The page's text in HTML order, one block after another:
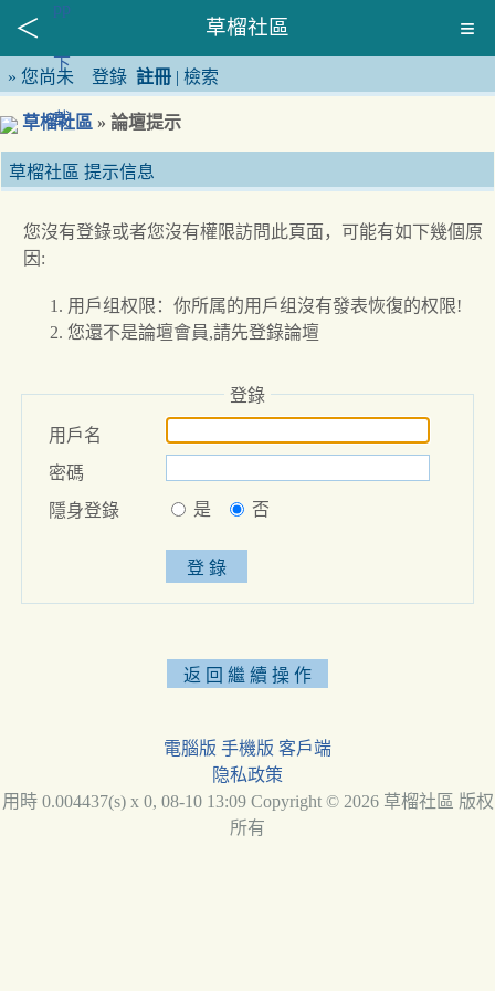
草榴社區
» 您尚未 登錄 註冊 | 檢索
草榴社區 » 論壇提示
草榴社區 提示信息
您沒有登錄或者您沒有權限訪問此頁面，可能有如下幾個原
因:
用戶组权限：你所属的用戶组沒有發表恢復的权限!
您還不是論壇會員,請先登錄論壇
登錄
用戶名
密碼
隱身登錄
是 否
電腦版 手機版 客戶端
隐私政策
用時 0.004437(s) x 0, 08-10 13:09 Copyright © 2026 草榴社區 版权
所有